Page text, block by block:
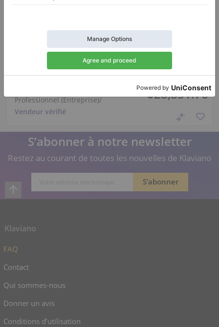
$28,851.76
Neufs, Yamaha, GC1 SH2
Pays:Italie
Professionnel (Entreprise)/
Vendeur vérifié
S’abonner à notre newsletter
Restez au courant de toutes les nouvelles de Klaviano
Klaviano
FAQ
Contact
Qui sommes-nous
Donner un avis
Conditions d’utilisation